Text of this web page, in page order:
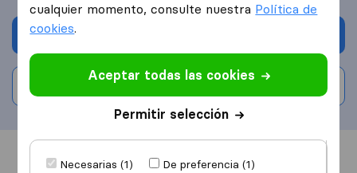
Escribe una valoración
Información Valoraciones
cualquier momento, consulte nuestra Política de
cookies.
Aceptar todas las cookies
Permitir selección
Necesarias (1)
De preferencia (1)